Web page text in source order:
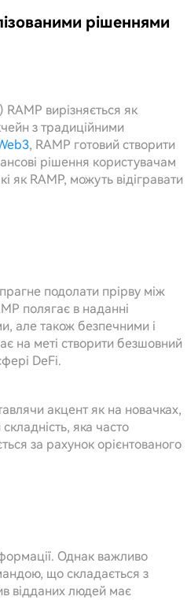
рішеннями
вирізняється як
з традиційними
, RAMP готовий створити
рішення користувачам
як RAMP, можуть відігравати
подолати прірву між
полягає в наданні
але також безпечними і
на меті створити безшовний
DeFi.
акцент як на новачках,
яка часто
за рахунок орієнтованого
Однак важливо
що складається з
відданих людей має